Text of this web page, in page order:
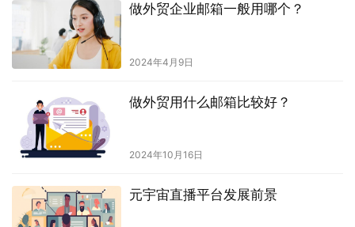
做外贸企业邮箱一般用哪个？
2024年4月9日
做外贸用什么邮箱比较好？
2024年10月16日
元宇宙直播平台发展前景